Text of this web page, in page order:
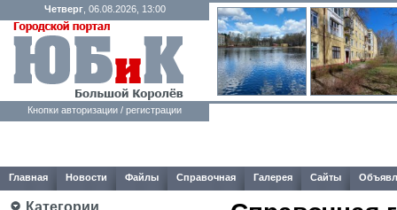
Четверг, 06.08.2026, 13:00
Кнопки авторизации / регистрации
Главная Новости Файлы Справочная Галерея Сайты
Категории